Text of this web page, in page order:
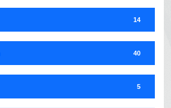
14
40
5